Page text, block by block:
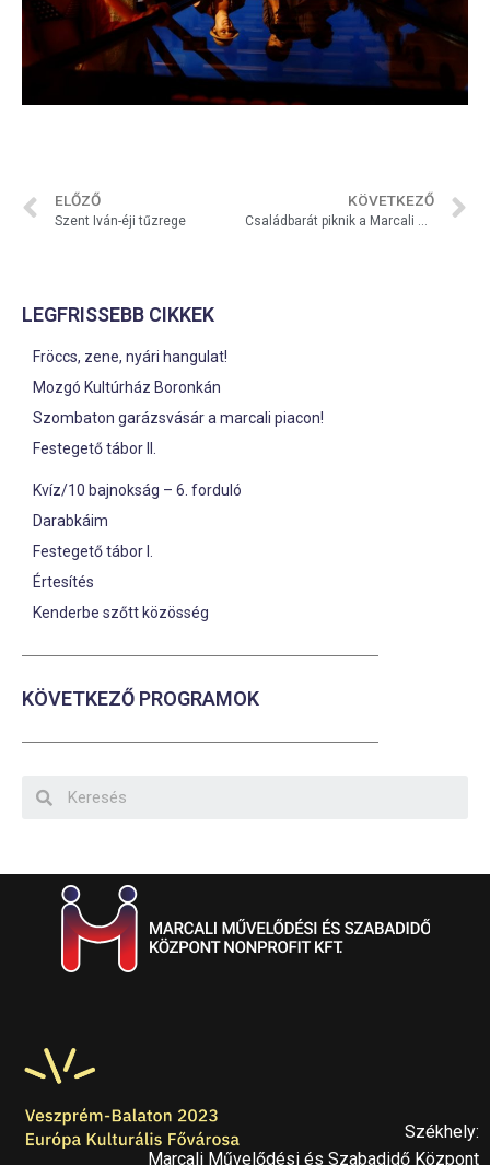
ELŐZŐ
Szent Iván-éji tűzrege
KÖVETKEZŐ
Családbarát piknik a Marcali az Otthonunk Egyesülettel
LEGFRISSEBB CIKKEK
Fröccs, zene, nyári hangulat!
Mozgó Kultúrház Boronkán
Szombaton garázsvásár a marcali piacon!
Festegető tábor II.
Kvíz/10 bajnokság – 6. forduló
Darabkáim
Festegető tábor I.
Értesítés
Kenderbe szőtt közösség
KÖVETKEZŐ PROGRAMOK
Székhely:
Marcali Művelődési és Szabadidő Központ